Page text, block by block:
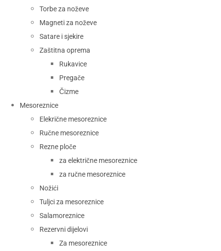
Torbe za noževe
Magneti za noževe
Satare i sjekire
Zaštitna oprema
Rukavice
Pregače
Čizme
Mesoreznice
Elekrične mesoreznice
Ručne mesoreznice
Rezne ploče
za električne mesoreznice
za ručne mesoreznice
Nožići
Tuljci za mesoreznice
Salamoreznice
Rezervni dijelovi
Za mesoreznice